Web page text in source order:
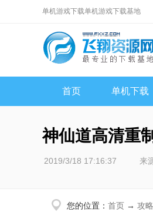
单机游戏下载单机游戏下载基地
首页 单机下载
神仙道高清重
2019/3/18 17:16:37 来
您的位置： 首页 → 攻